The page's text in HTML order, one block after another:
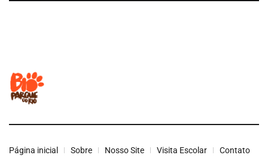
Página inicial Sobre Nosso Site Visita Escolar
Contato